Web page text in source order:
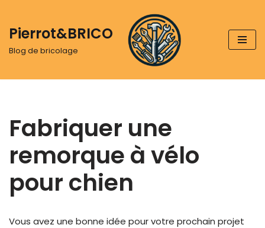
Aller
au
Pierrot&BRICO
Blog de bricolage
Fabriquer une
remorque à vélo
pour chien
Vous avez une bonne idée pour votre prochain projet